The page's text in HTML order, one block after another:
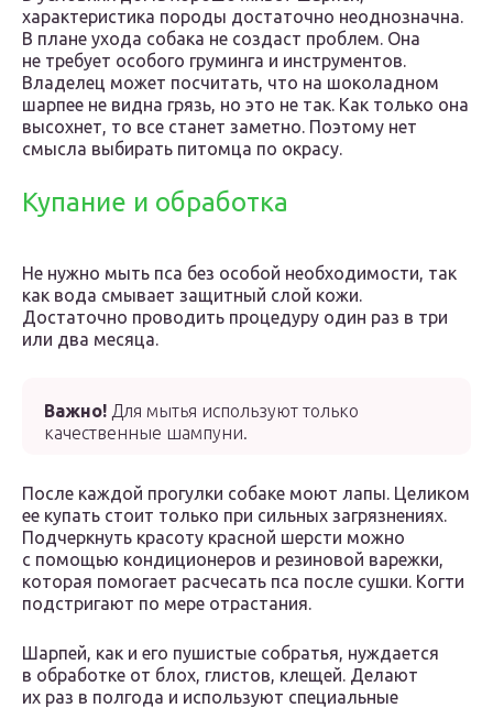
характеристика породы достаточно неоднозначна.
В плане ухода собака не создаст проблем. Она
не требует особого груминга и инструментов.
Владелец может посчитать, что на шоколадном
шарпее не видна грязь, но это не так. Как только она
высохнет, то все станет заметно. Поэтому нет
смысла выбирать питомца по окрасу.
Купание и обработка
Не нужно мыть пса без особой необходимости, так
как вода смывает защитный слой кожи.
Достаточно проводить процедуру один раз в три
или два месяца.
Важно! Для мытья используют только
качественные шампуни.
После каждой прогулки собаке моют лапы. Целиком
ее купать стоит только при сильных загрязнениях.
Подчеркнуть красоту красной шерсти можно
с помощью кондиционеров и резиновой варежки,
которая помогает расчесать пса после сушки. Когти
подстригают по мере отрастания.
Шарпей, как и его пушистые собратья, нуждается
в обработке от блох, глистов, клещей. Делают
их раз в полгода и используют специальные